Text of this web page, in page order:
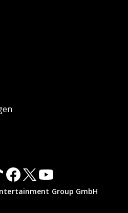
Group GmbH